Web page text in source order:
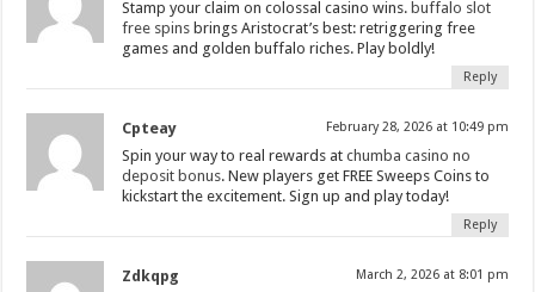
Stamp your claim on colossal casino wins. buffalo slot
free spins brings Aristocrat’s best: retriggering free
games and golden buffalo riches. Play boldly!
Reply
Cpteay February 28, 2026 at 10:49 pm
Spin your way to real rewards atchumba casino no
deposit bonus. New players get FREE Sweeps Coins to
kickstart the excitement. Sign up and play today!
Reply
Zdkqpg March 2, 2026 at 8:01 pm